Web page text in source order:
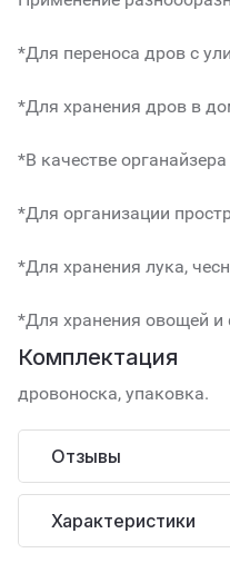
*Для переноса дров с
*Для хранения дров в
*В качестве
*Для организации
*Для хранения лука,
*Для хранения овощей и
Комплектация
дровоноска, упаковка.
Отзывы
Характеристики